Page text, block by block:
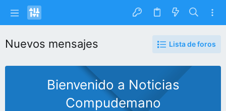
Nuevos mensajes Lista de foros
Bienvenido a Noticias
Compudemano